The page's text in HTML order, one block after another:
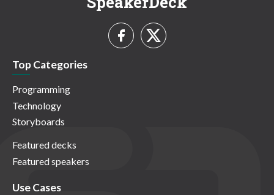
Top Categories
Programming
Technology
Storyboards
Featured decks
Featured speakers
Use Cases